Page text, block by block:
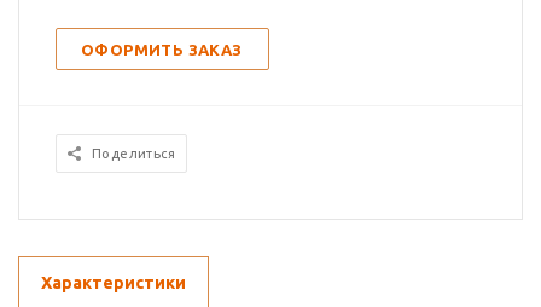
ОФОРМИТЬ ЗАКАЗ
Поделиться
Характеристики